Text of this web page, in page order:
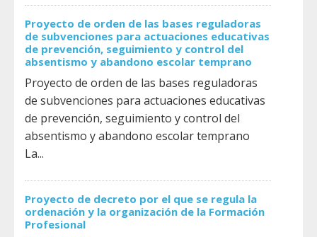
Proyecto de orden de las bases reguladoras
de subvenciones para actuaciones educativas
de prevención, seguimiento y control del
absentismo y abandono escolar temprano
Proyecto de orden de las bases reguladoras
de subvenciones para actuaciones educativas
de prevención, seguimiento y control del
absentismo y abandono escolar temprano
La...
Proyecto de decreto por el que se regula la
ordenación y la organización de la Formación
Profesional